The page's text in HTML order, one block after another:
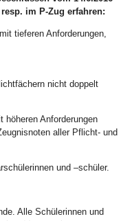
im P-Zug erfahren:
tieferen Anforderungen,
nicht doppelt
höheren Anforderungen
aller Pflicht- und
und –schüler.
Alle Schülerinnen und